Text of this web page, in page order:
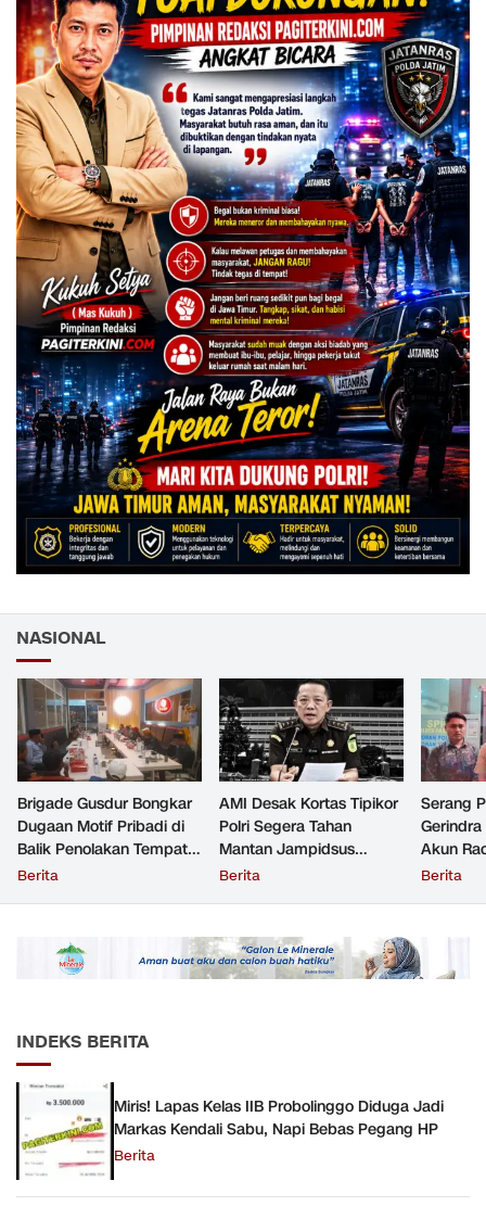
NASIONAL
Brigade Gusdur Bongkar
Dugaan Motif Pribadi di
Balik Penolakan Tempat
Ibadah GKJW Bangil
Berita
AMI Desak Kortas Tipikor
Polri Segera Tahan
Mantan Jampidsus
Tersangka Korupsi
Berita
Serang
Akun
Resmi
Berita
INDEKS BERITA
Miris! Lapas Kelas IIB Probolinggo Diduga Jadi
Markas Kendali Sabu, Napi Bebas Pegang HP
Berita